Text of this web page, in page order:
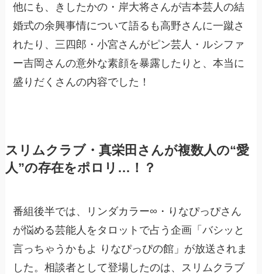
他にも、きしたかの・岸大将さんが吉本芸人の結
婚式の余興事情について語るも高野さんに一蹴さ
れたり、三四郎・小宮さんがピン芸人・ルシファ
ー吉岡さんの意外な素顔を暴露したりと、本当に
盛りだくさんの内容でした！
スリムクラブ・真栄田さんが複数人の“愛
人”の存在をポロリ…！？
番組後半では、リンダカラー∞・りなぴっぴさん
が悩める芸能人をタロットで占う企画「バシッと
言っちゃうかもよ りなぴっぴの館」が放送されま
した。相談者として登場したのは、スリムクラブ